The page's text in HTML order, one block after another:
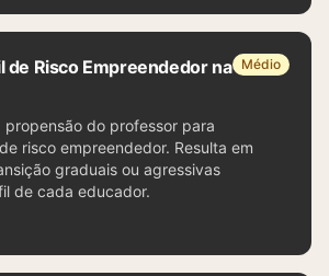
de Risco Empreendedor na
Médio
propensão do professor para
risco empreendedor. Resulta em
graduais ou agressivas
de cada educador.